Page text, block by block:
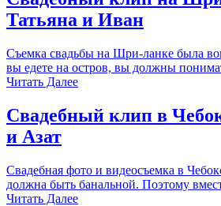
Татьяна и Иван
Съемка свадьбы на Шри-ланке была
вы едете на остров, вы должны
Читать Далее
Свадебный клип в
и Азат
Свадебная фото и видеосъемка в
должна быть банальной. Поэтому
Читать Далее